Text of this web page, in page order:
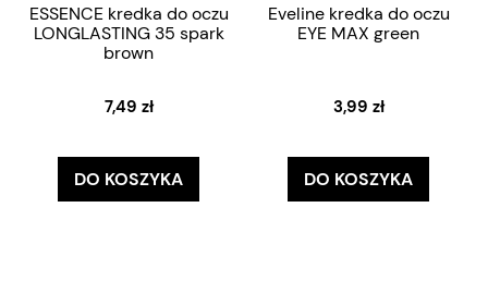
ESSENCE kredka do oczu
LONGLASTING 35 spark
brown
7,49 zł
DO KOSZYKA
Eveline kredka do oczu
EYE MAX green
3,99 zł
DO KOSZYKA